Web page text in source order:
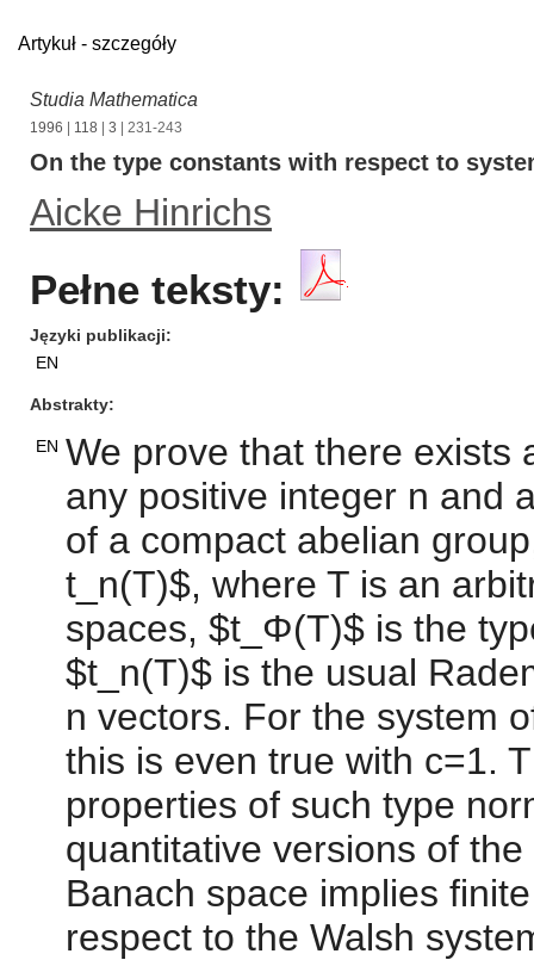
Artykuł - szczegóły
Studia Mathematica
1996 118 3 | 231-243
On the type constants with respect to
Aicke Hinrichs
Pełne teksty:
Języki publikacji
EN
Abstrakty
EN We prove that there exists
any positive integer n and
of a compact abelian
t_n(T)$, where T is an
spaces, $t_Φ(T)$ is the
$t_n(T)$ is the usual
n vectors. For the system
this is even true with c=1.
properties of such type
quantitative versions of
Banach space implies
respect to the Walsh